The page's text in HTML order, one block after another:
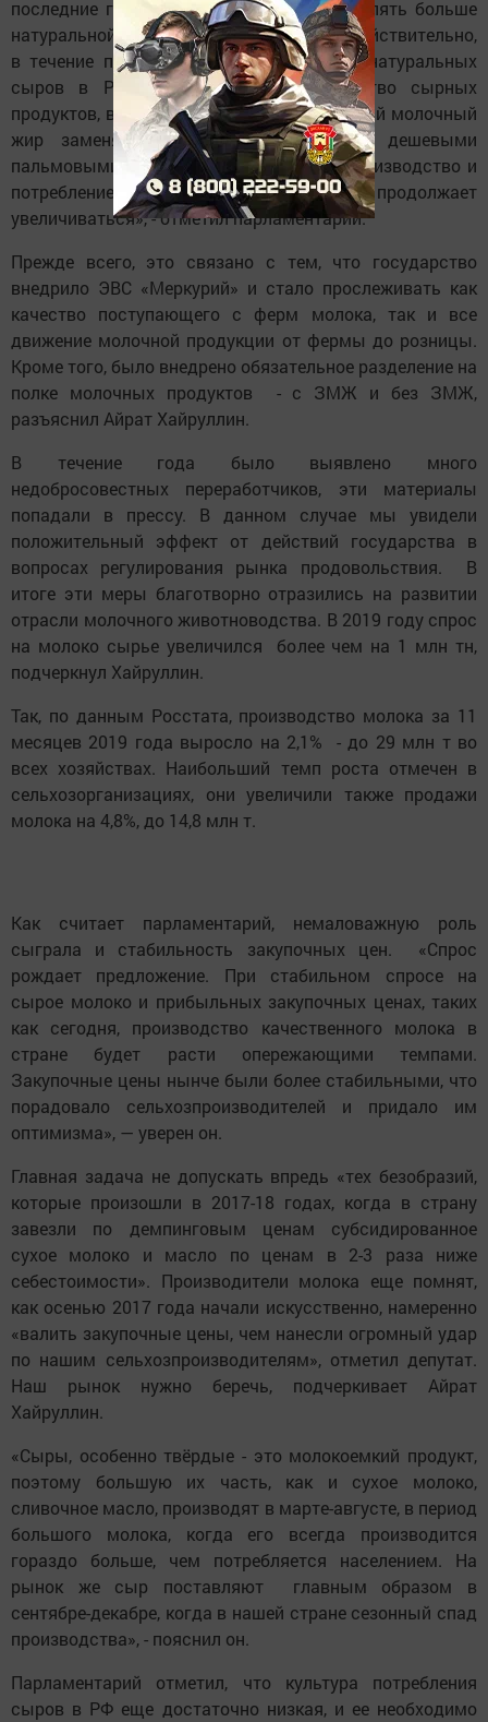
последние годы. Население стало потреблять больше
натуральной качественной продукции. Действительно,
в течение предыдущих лет потребление натуральных
сыров в России падало, а производство сырных
продуктов, в которых дорогой качественный молочный
жир заменяется суррогатами - более дешевыми
пальмовыми маслами, росло. Сегодня производство и
потребление натурального сыра растет и продолжает
увеличиваться», - отметил парламентарий.
Прежде всего, это связано с тем, что государство
внедрило ЭВС «Меркурий» и стало прослеживать как
качество поступающего с ферм молока, так и все
движение молочной продукции от фермы до розницы.
Кроме того, было внедрено обязательное разделение на
полке молочных продуктов - с ЗМЖ и без ЗМЖ,
разъяснил Айрат Хайруллин.
В течение года было выявлено много
недобросовестных переработчиков, эти материалы
попадали в прессу. В данном случае мы увидели
положительный эффект от действий государства в
вопросах регулирования рынка продовольствия. В
итоге эти меры благотворно отразились на развитии
отрасли молочного животноводства. В 2019 году спрос
на молоко сырье увеличился более чем на 1 млн тн,
подчеркнул Хайруллин.
Так, по данным Росстата, производство молока за 11
месяцев 2019 года выросло на 2,1% - до 29 млн т во
всех хозяйствах. Наибольший темп роста отмечен в
сельхозорганизациях, они увеличили также продажи
молока на 4,8%, до 14,8 млн т.
Как считает парламентарий, немаловажную роль
сыграла и стабильность закупочных цен. «Спрос
рождает предложение. При стабильном спросе на
сырое молоко и прибыльных закупочных ценах, таких
как сегодня, производство качественного молока в
стране будет расти опережающими темпами.
Закупочные цены нынче были более стабильными, что
порадовало сельхозпроизводителей и придало им
оптимизма», — уверен он.
Главная задача не допускать впредь «тех безобразий,
которые произошли в 2017-18 годах, когда в страну
завезли по демпинговым ценам субсидированное
сухое молоко и масло по ценам в 2-3 раза ниже
себестоимости». Производители молока еще помнят,
как осенью 2017 года начали искусственно, намеренно
«валить закупочные цены, чем нанесли огромный удар
по нашим сельхозпроизводителям», отметил депутат.
Наш рынок нужно беречь, подчеркивает Айрат
Хайруллин.
«Сыры, особенно твёрдые - это молокоемкий продукт,
поэтому большую их часть, как и сухое молоко,
сливочное масло, производят в марте-августе, в период
большого молока, когда его всегда производится
гораздо больше, чем потребляется населением. На
рынок же сыр поставляют главным образом в
сентябре-декабре, когда в нашей стране сезонный спад
производства», - пояснил он.
Парламентарий отметил, что культура потребления
сыров в РФ еще достаточно низкая, и ее необходимо